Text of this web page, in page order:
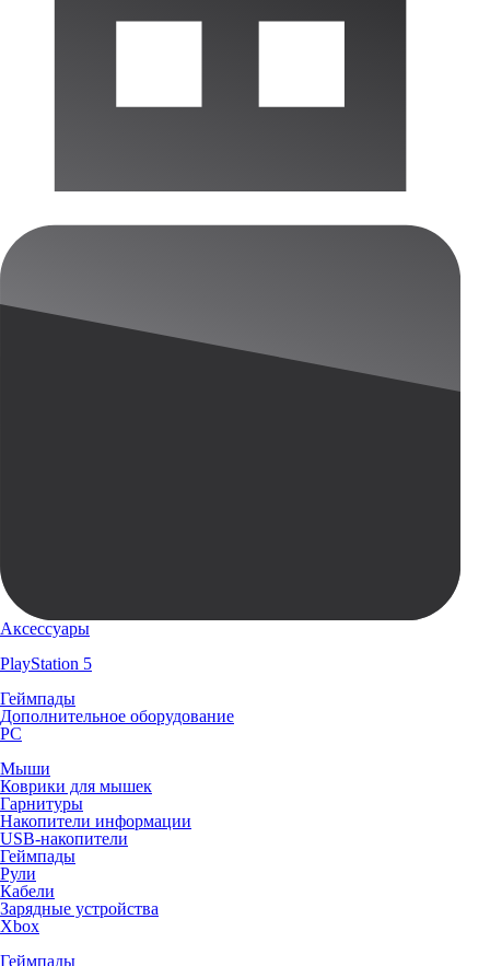
Аксессуары
PlayStation 5
Геймпады
Дополнительное оборудование
PC
Мыши
Коврики для мышек
Гарнитуры
Накопители информации
USB-накопители
Геймпады
Рули
Кабели
Зарядные устройства
Xbox
Геймпады